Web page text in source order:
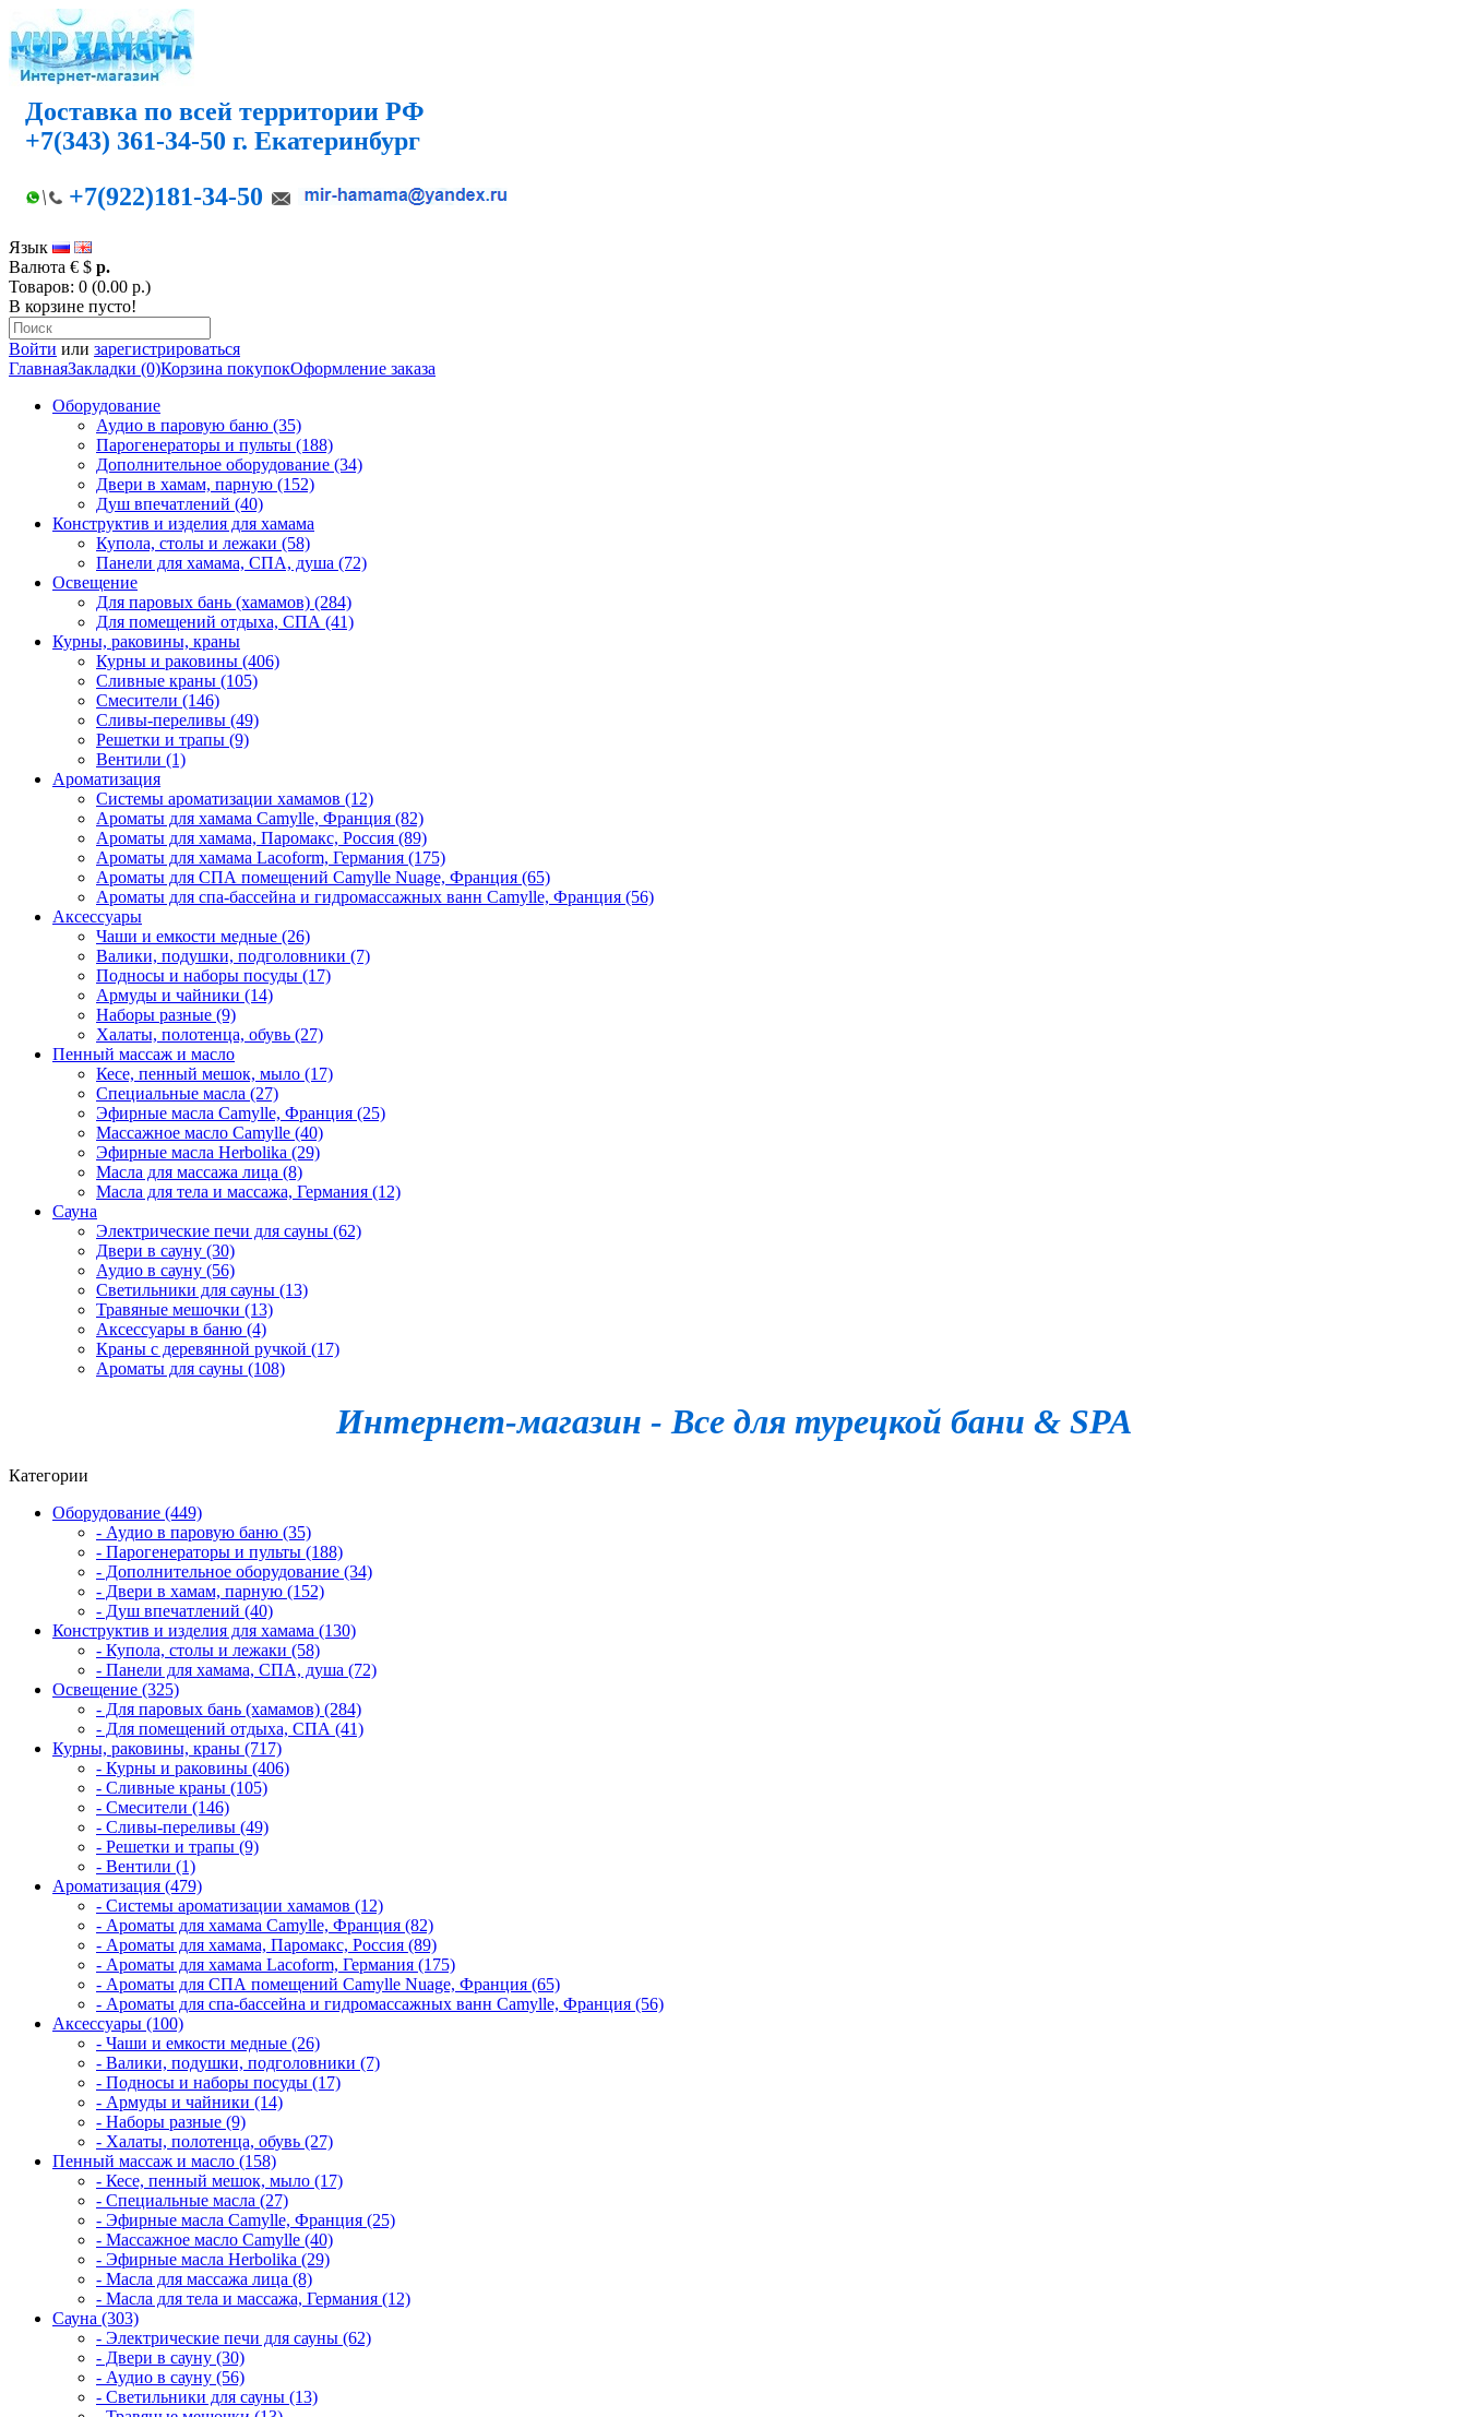
Доставка по всей территории РФ
+7(343) 361-34-50 г. Екатеринбург
+7(922)181-34-50
Язык
Валюта € $ р.
Товаров: 0 (0.00 р.)
В корзине пусто!
Войти или зарегистрироваться
ГлавнаяЗакладки (0)Корзина покупокОформление заказа
Оборудование
Аудио в паровую баню (35)
Парогенераторы и пульты (188)
Дополнительное оборудование (34)
Двери в хамам, парную (152)
Душ впечатлений (40)
Конструктив и изделия для хамама
Купола, столы и лежаки (58)
Панели для хамама, СПА, душа (72)
Освещение
Для паровых бань (хамамов) (284)
Для помещений отдыха, СПА (41)
Курны, раковины, краны
Курны и раковины (406)
Сливные краны (105)
Смесители (146)
Сливы-переливы (49)
Решетки и трапы (9)
Вентили (1)
Ароматизация
Системы ароматизации хамамов (12)
Ароматы для хамама Camylle, Франция (82)
Ароматы для хамама, Паромакс, Россия (89)
Ароматы для хамама Lacoform, Германия (175)
Ароматы для СПА помещений Camylle Nuage, Франция (65)
Ароматы для спа-бассейна и гидромассажных ванн Camylle, Франция (56)
Аксессуары
Чаши и емкости медные (26)
Валики, подушки, подголовники (7)
Подносы и наборы посуды (17)
Армуды и чайники (14)
Наборы разные (9)
Халаты, полотенца, обувь (27)
Пенный массаж и масло
Кесе, пенный мешок, мыло (17)
Специальные масла (27)
Эфирные масла Camylle, Франция (25)
Массажное масло Camylle (40)
Эфирные масла Herbolika (29)
Масла для массажа лица (8)
Масла для тела и массажа, Германия (12)
Сауна
Электрические печи для сауны (62)
Двери в сауну (30)
Аудио в сауну (56)
Светильники для сауны (13)
Травяные мешочки (13)
Аксессуары в баню (4)
Краны с деревянной ручкой (17)
Ароматы для сауны (108)
Интернет-магазин - Все для турецкой бани & SPA
Категории
Оборудование (449)
- Аудио в паровую баню (35)
- Парогенераторы и пульты (188)
- Дополнительное оборудование (34)
- Двери в хамам, парную (152)
- Душ впечатлений (40)
Конструктив и изделия для хамама (130)
- Купола, столы и лежаки (58)
- Панели для хамама, СПА, душа (72)
Освещение (325)
- Для паровых бань (хамамов) (284)
- Для помещений отдыха, СПА (41)
Курны, раковины, краны (717)
- Курны и раковины (406)
- Сливные краны (105)
- Смесители (146)
- Сливы-переливы (49)
- Решетки и трапы (9)
- Вентили (1)
Ароматизация (479)
- Системы ароматизации хамамов (12)
- Ароматы для хамама Camylle, Франция (82)
- Ароматы для хамама, Паромакс, Россия (89)
- Ароматы для хамама Lacoform, Германия (175)
- Ароматы для СПА помещений Camylle Nuage, Франция (65)
- Ароматы для спа-бассейна и гидромассажных ванн Camylle, Франция (56)
Аксессуары (100)
- Чаши и емкости медные (26)
- Валики, подушки, подголовники (7)
- Подносы и наборы посуды (17)
- Армуды и чайники (14)
- Наборы разные (9)
- Халаты, полотенца, обувь (27)
Пенный массаж и масло (158)
- Кесе, пенный мешок, мыло (17)
- Специальные масла (27)
- Эфирные масла Camylle, Франция (25)
- Массажное масло Camylle (40)
- Эфирные масла Herbolika (29)
- Масла для массажа лица (8)
- Масла для тела и массажа, Германия (12)
Сауна (303)
- Электрические печи для сауны (62)
- Двери в сауну (30)
- Аудио в сауну (56)
- Светильники для сауны (13)